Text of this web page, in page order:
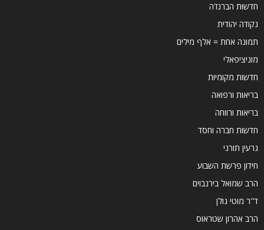
חדשות הברנז'ה
נקודה יהודית
תמונה אחת = אלף מילים
מוניציפאלי
חדשות מקומיות
בריאות ורפואה
בריאות ורווחה
חדשות חברה וחסד
גרעין תורני
חידון פרשת השבוע
הרב שמואל בירנבוים
ד''ר מוטי גולן
הרב אהרון שטראוס